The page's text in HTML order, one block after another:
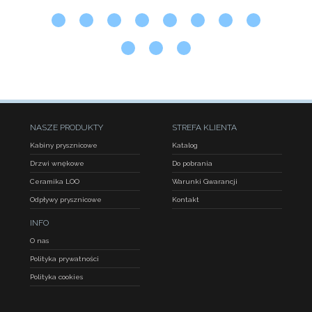
NASZE PRODUKTY
Kabiny prysznicowe
Drzwi wnękowe
Ceramika LOO
Odpływy prysznicowe
STREFA KLIENTA
Katalog
Do pobrania
Warunki Gwarancji
Kontakt
INFO
O nas
Polityka prywatności
Polityka cookies